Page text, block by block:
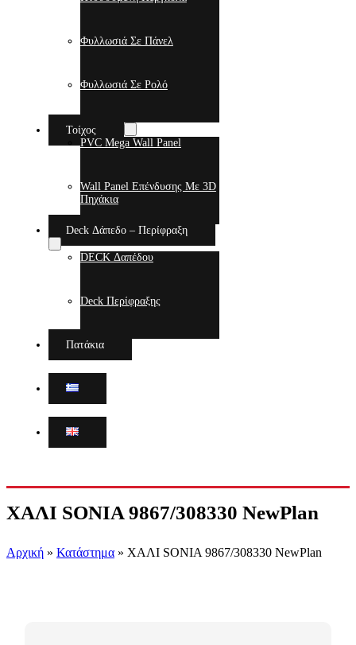
Φυλλωσιά Σε Πάνελ
Φυλλωσιά Σε Ρολό
Τοίχος
PVC Mega Wall Panel
Wall Panel Επένδυσης Με 3D
Πηχάκια
Deck Δάπεδο – Περίφραξη
DECK Δαπέδου
Deck Περίφραξης
Πατάκια
ΧΑΛΙ SONIA 9867/308330 NewPlan
Αρχική » Κατάστημα » ΧΑΛΙ SONIA 9867/308330 NewPlan